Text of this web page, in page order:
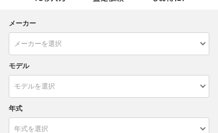
メーカー
モデル
年式